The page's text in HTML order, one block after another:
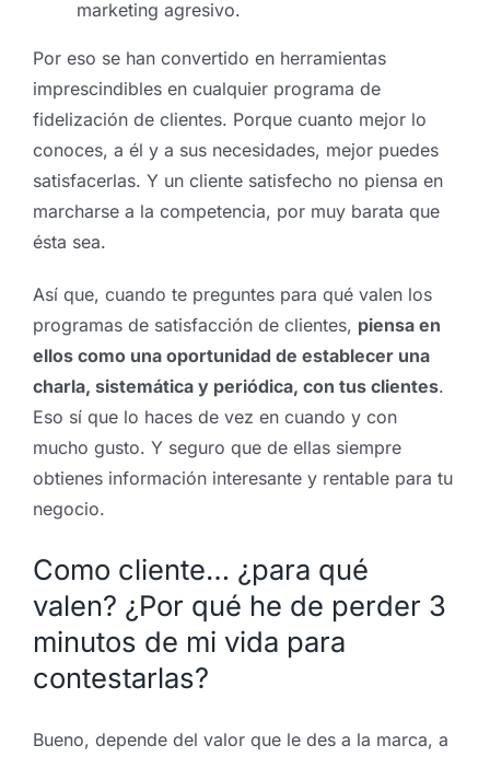
marketing agresivo.
Por eso se han convertido en herramientas
imprescindibles en cualquier programa de
fidelización de clientes. Porque cuanto mejor lo
conoces, a él y a sus necesidades, mejor puedes
satisfacerlas. Y un cliente satisfecho no piensa en
marcharse a la competencia, por muy barata que
ésta sea.
Así que, cuando te preguntes para qué valen los
programas de satisfacción de clientes, piensa en
ellos como una oportunidad de establecer una
charla, sistemática y periódica, con tus clientes.
Eso sí que lo haces de vez en cuando y con
mucho gusto. Y seguro que de ellas siempre
obtienes información interesante y rentable para tu
negocio.
Como cliente… ¿para qué
valen? ¿Por qué he de perder 3
minutos de mi vida para
contestarlas?
Bueno, depende del valor que le des a la marca, a